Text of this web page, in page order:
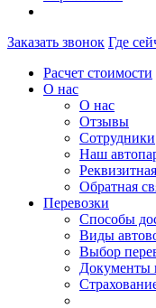
Заказать звонок Где
Расчет стоимости
О нас
О нас
Отзывы
Сотрудники
Наш
Обратная
Перевозки
Способы
Виды
Выбор
Документы